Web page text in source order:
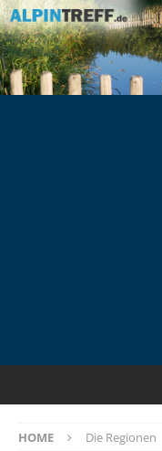
HOME Die Regionen